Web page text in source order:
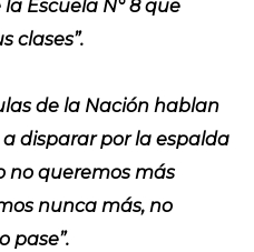
Escuela N° 8 que
clases”.
de la Nación hablan
disparar por la espalda
no queremos más
nunca más, no
pase”.